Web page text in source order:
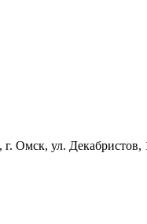
г. Омск, ул. Декабристов,